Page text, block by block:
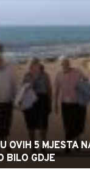
OVIH 5 MJESTA
BILO GDJE